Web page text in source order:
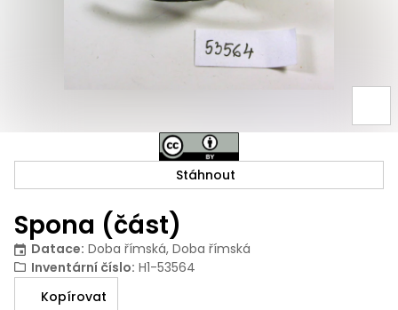
Spona (část)
Datace: Doba římská, Doba římská
Inventární číslo: H1-53564
Kopírovat
Stáhnout